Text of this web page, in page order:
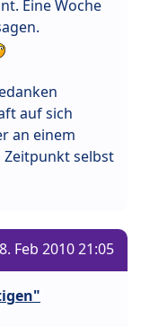
Eine Woche
auf sich
an einem
Zeitpunkt selbst
Feb 2010 21:05